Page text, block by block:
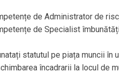
de Administrator de
de Specialist
statutul pe piața muncii în
încadrarii la locul de